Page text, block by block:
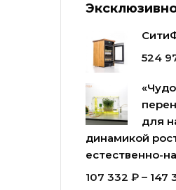
524
для
динамикой
естественно-
107 332 ₽– 147